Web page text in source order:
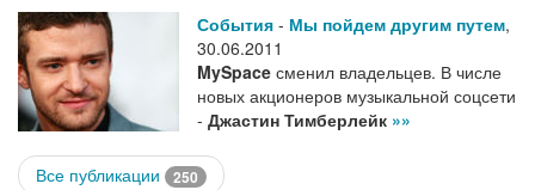
События - Мы пойдем другим путем,
30.06.2011
MySpace сменил владельцев. В числе
новых акционеров музыкальной соцсети
- Джастин Тимберлейк »»
Все публикации 250